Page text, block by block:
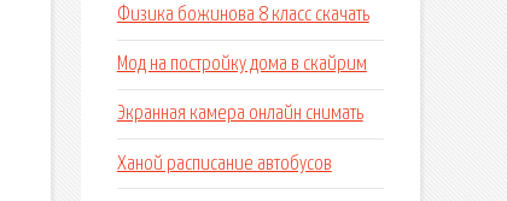
Физика божинова 8 класс скачать
Мод на постройку дома в скайрим
Экранная камера онлайн снимать
Ханой расписание автобусов